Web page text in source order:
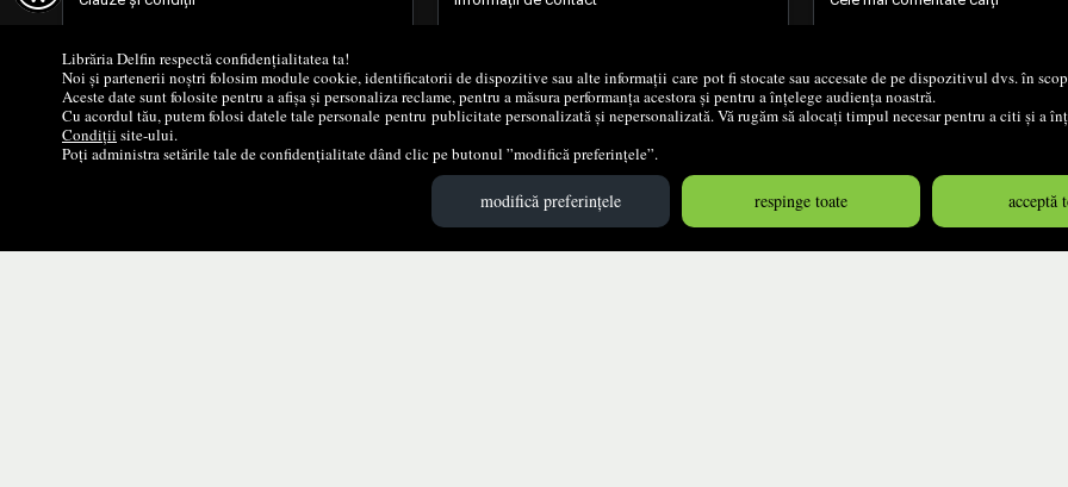
Librăria Delfin respectă confidențialitatea ta!
Noi și partenerii noștri folosim module cookie, identificatorii de dispozitive sau alte informații care pot fi stocate sau accesate de pe dispozitivul dvs. în
Aceste date sunt folosite pentru a afișa și personaliza reclame, pentru a măsura performanța acestora și pentru a înțelege audiența noastră.
Cu acordul tău, putem folosi datele tale personale pentru publicitate personalizată și nepersonalizată. Vă rugăm să alocați timpul necesar pentru a citi și a
Condiții site-ului.
Poți administra setările tale de confidențialitate dând clic pe butonul ”modifică preferințele”.
modifică preferințele respinge toate acceptă
Politica de Cookie
Politica de Confidențialitate
Cum cumperi?
Cărţi noi
Promoţii
Edituri
Setările mele de accesibilitate